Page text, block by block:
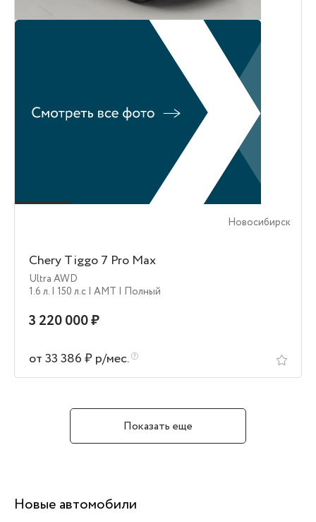
Новосибирск
Chery Tiggo 7 Pro Max
Ultra AWD
1.6 л. | 150 л.c | AMT | Полный
3 220 000 ₽
от 33 386 ₽ р/мес.
Показать еще
Новые автомобили